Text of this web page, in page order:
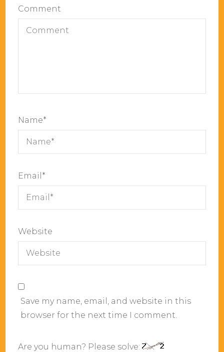
Comment
Name*
Email *
Website
Save my name, email, and website in this
browser for the next time I comment.
Are you human? Please solve: